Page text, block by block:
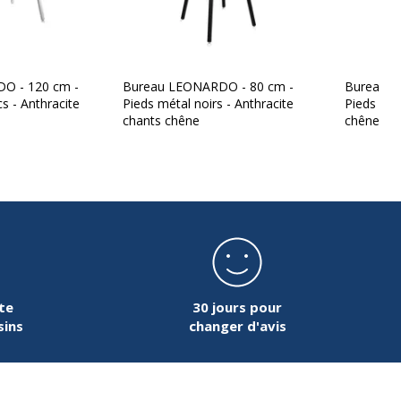
64005-TC + 3-DJAA0000-AQ + 3-A
- 120 cm -
- Anthracite
Bureau LEONARDO - 80 cm -
Pieds métal noirs - Anthracite
chants chêne
Bureau
Pieds
chêne
30 jours pour
changer d'avis